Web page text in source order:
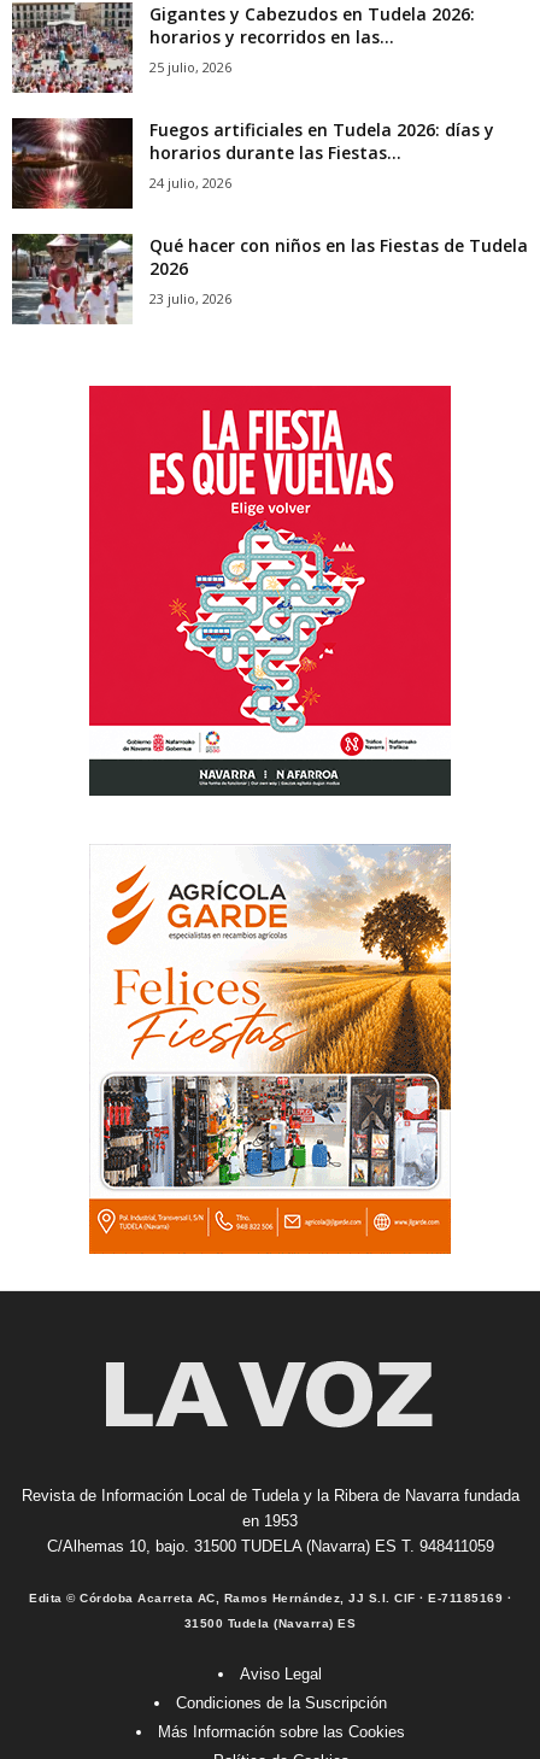
Gigantes y Cabezudos en Tudela 2026:
horarios y recorridos en las...
25 julio, 2026
Fuegos artificiales en Tudela 2026: días y
horarios durante las Fiestas...
24 julio, 2026
Qué hacer con niños en las Fiestas de Tudela
2026
23 julio, 2026
Revista de Información Local de Tudela y la Ribera de Navarra fundada
en 1953
C/Alhemas 10, bajo. 31500 TUDELA (Navarra) ES T. 948411059
Edita © Córdoba Acarreta AC, Ramos Hernández, JJ S.I. CIF · E-71185169 ·
31500 Tudela (Navarra) ES
Aviso Legal
Condiciones de la Suscripción
Más Información sobre las Cookies